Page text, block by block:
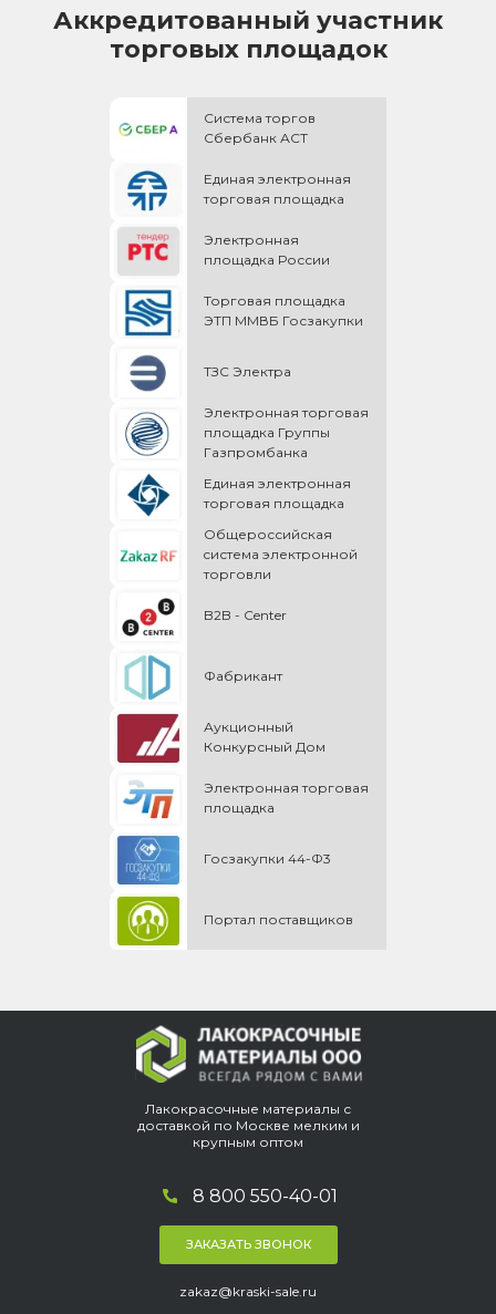
Аккредитованный участник
торговых площадок
Система торгов
Сбербанк АСТ
Единая электронная
торговая площадка
Электронная
площадка России
Торговая площадка
ЭТП ММВБ Госзакупки
ТЗС Электра
Электронная торговая
площадка Группы
Газпромбанка
Единая электронная
торговая площадка
Общероссийская
cистема электронной
торговли
B2B - Center
Фабрикант
Аукционный
Конкурсный Дом
Электронная торговая
площадка
Госзакупки 44-Ф3
Портал поставщиков
Лакокрасочные материалы с
доставкой по Москве мелким и
крупным оптом
8 800 550-40-01
ЗАКАЗАТЬ ЗВОНОК
zakaz@kraski-sale.ru